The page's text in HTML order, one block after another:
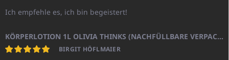
Ich empfehle es, ich bin begeistert!
KÖRPERLOTION 1L OLIVIA THINKS (NACHFÜLLBARE VERPACKUNG)
BIRGIT HÖFLMAIER